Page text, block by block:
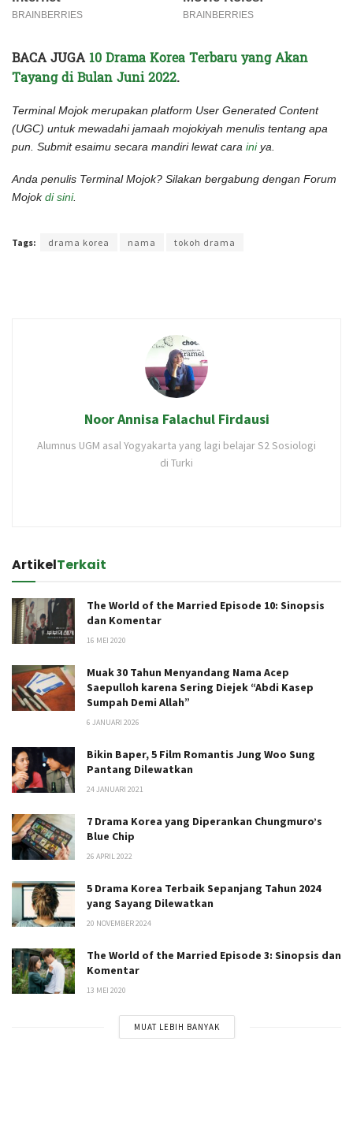
BACA JUGA 10 Drama Korea Terbaru yang Akan
Tayang di Bulan Juni 2022.
Terminal Mojok merupakan platform User Generated Content
(UGC) untuk mewadahi jamaah mojokiyah menulis tentang apa
pun. Submit esaimu secara mandiri lewat cara iniya.
Anda penulis Terminal Mojok? Silakan bergabung dengan Forum
Mojokdi sini.
Tags: drama korea nama tokoh drama
Noor Annisa Falachul Firdausi
Alumnus UGM asal Yogyakarta yang lagi belajar S2 Sosiologi
di Turki
ArtikelTerkait
The World of the Married Episode 10: Sinopsis
dan Komentar
16 MEI 2020
Muak 30 Tahun Menyandang Nama Acep
Saepulloh karena Sering Diejek “Abdi Kasep
Sumpah Demi Allah”
6 JANUARI 2026
Bikin Baper, 5 Film Romantis Jung Woo Sung
Pantang Dilewatkan
24 JANUARI 2021
7 Drama Korea yang Diperankan Chungmuro’s
Blue Chip
26 APRIL 2022
5 Drama Korea Terbaik Sepanjang Tahun 2024
yang Sayang Dilewatkan
20 NOVEMBER 2024
The World of the Married Episode 3: Sinopsis dan
Komentar
13 MEI 2020
MUAT LEBIH BANYAK